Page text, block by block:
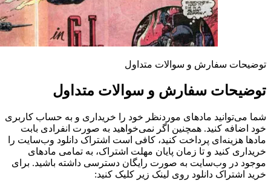
توضیحات سفارش و سوالات متداول
توضیحات سفارش و سوالات متداول
شما می‌توانید مادهای موردنظر خود را خریداری و به حساب کاربری
خود اضافه کنید. همچنین اگر نمی‌خواهید به صورت انفرادی بابت
مادها هزینه‌ای پرداخت کنید، کافی است اشتراک دانلود وب‌سایت را
خریداری کنید و تا زمان پایان مهلت اشتراک، به تمامی مادهای
موجود در وب‌سایت به صورت رایگان دسترسی داشته باشید. برای
خرید اشتراک دانلود روی لینک زیر کلیک کنید: